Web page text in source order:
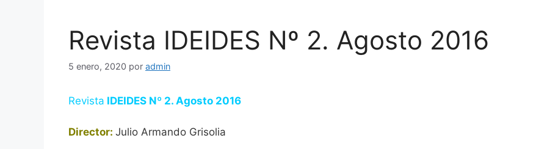
Revista IDEIDES Nº 2. Agosto 2016
5 enero, 2020 por admin
Revista IDEIDES Nº 2. Agosto 2016
Director: Julio Armando Grisolia